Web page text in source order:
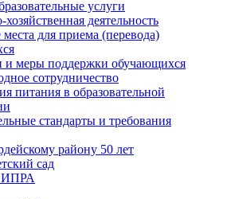
услуги
деятельность
для приема (перевода)
и меры поддержки обучающихся
сотрудничество
питания в образовательной
стандарты и требования
району 50 лет
сад